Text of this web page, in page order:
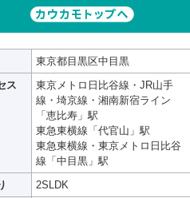
東京都目黒区中目黒
ス
東京メトロ日比谷線・JR山手
線・埼京線・湘南新宿ライン
「恵比寿」駅
東急東横線「代官山」駅
東急東横線・東京メトロ日比谷
線「中目黒」駅
2SLDK